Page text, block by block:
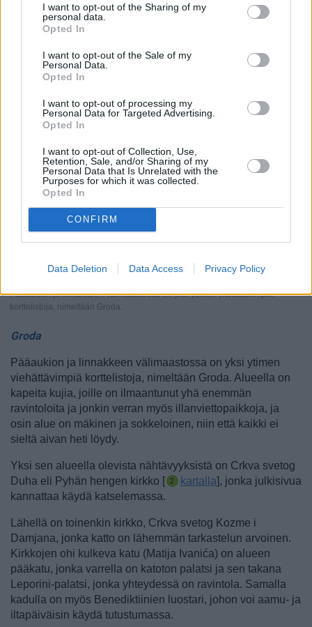
I want to opt-out of the Sharing of my
personal data.
Opted In
I want to opt-out of the Sale of my
Personal Data.
Opted In
I want to opt-out of processing my
Personal Data for Targeted Advertising.
Opted In
I want to opt-out of Collection, Use,
Retention, Sale, and/or Sharing of my
Personal Data that Is Unrelated with the
Purposes for which it was collected.
Opted In
CONFIRM
Data Deletion Data Access Privacy Policy
aikana (huhtikuulta lokakuulle). Sen vieressä on vain
matkustuskaudella avoinna oleva taidegalleria,
Pääaukion ja linnakkeen välimaastossa on yksi ytimen viehättävimpiä
korttelistoja, nimeltään Groda.
Groda
Pääaukion ja linnakkeen välimaastossa on yksi ytimen
viehättävimpiä korttelistoja, nimeltään Groda. Alueella on
kapeita kujia, joille on ilmaantunut yhä enemmän
ravintoloita ja jonkin verran myös illanviettopaikkoja, ja
osin alue on mäkinen ja sokkeloinen, niin että kaikki ei
sieltä aivan heti löydy.
Yksi sen alueella olevista nähtävyyksistä on Crkva svetog
Duha eli Pyhän hengen kirkko [
kartalla], jonka julkisivua
kannattaa käydä katselemassa.
Lähellä on toinenkin kirkko, Crkva svetog Kozme i
Damjana, jonka katto on lähemmän tarkastelun arvoinen.
Kirkkojen ohi kulkeva katu (Matija Ivanića) on alueen
pääkatu, jonka varrella on katoton palatsi ja sen takana
Leporini-palatsi, jonka yhteydessä on ravintola. Samalla
kadulla on myös Benediktiinien luostari, johon voi aamu- ja
iltapäiväisin käydä tutustumassa.